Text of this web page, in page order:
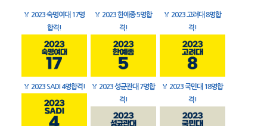
🏅 2023 숙명여대 17명
합격!
🏅 2023 한예종 5명합
격!
🏅 2023 고려대 8명합
격!
🏅 2023 SADI 4명합격! 🏅 2023 성균관대 7명합
격!
🏅 2023 국민대 18명합
격!